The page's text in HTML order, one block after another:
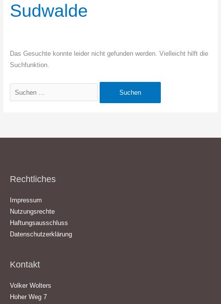
Sudwalde
Das Gesuchte konnte leider nicht gefunden werden. Vielleicht hilft die
Suchfunktion.
Rechtliches
Impressum
Nutzungsrechte
Haftungsausschluss
Datenschutzerklärung
Kontakt
Volker Wolters
Hoher Weg 7